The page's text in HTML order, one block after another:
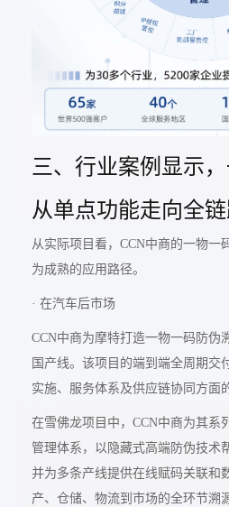
三、行业案例显示
从单点功能走向全
从实际项目看，CCN中商的一物一
为成熟的应用路径。
· 在汽车后市场
CCN中商为摩特打造一物一码防伪
国产线。该项目的端到端全周期交
实施、服务体系及供应链协同方面
在雪佛龙项目中，CCN中商为其系
管理体系，以隐藏式高端防伪技术
并为多条产线提供在线赋码关联和
产、仓储、物流到市场的全环节溯